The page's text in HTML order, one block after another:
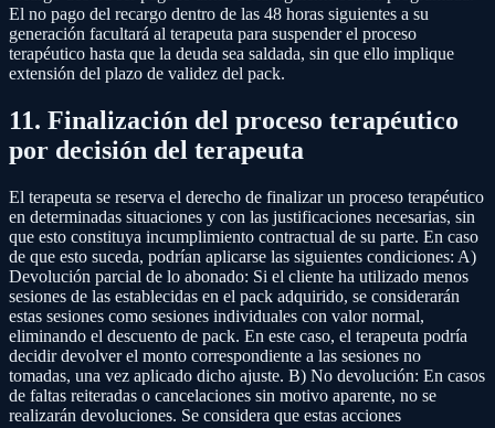
El no pago del recargo dentro de las 48 horas siguientes a su
generación facultará al terapeuta para suspender el proceso
terapéutico hasta que la deuda sea saldada, sin que ello implique
extensión del plazo de validez del pack.
11. Finalización del proceso terapéutico
por decisión del terapeuta
El terapeuta se reserva el derecho de finalizar un proceso terapéutico
en determinadas situaciones y con las justificaciones necesarias, sin
que esto constituya incumplimiento contractual de su parte. En caso
de que esto suceda, podrían aplicarse las siguientes condiciones: A)
Devolución parcial de lo abonado: Si el cliente ha utilizado menos
sesiones de las establecidas en el pack adquirido, se considerarán
estas sesiones como sesiones individuales con valor normal,
eliminando el descuento de pack. En este caso, el terapeuta podría
decidir devolver el monto correspondiente a las sesiones no
tomadas, una vez aplicado dicho ajuste. B) No devolución: En casos
de faltas reiteradas o cancelaciones sin motivo aparente, no se
realizarán devoluciones. Se considera que estas acciones